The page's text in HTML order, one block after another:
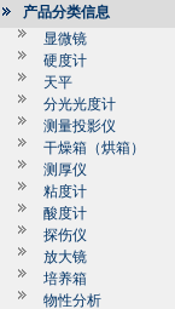
产品分类信息
显微镜
硬度计
天平
分光光度计
测量投影仪
干燥箱（烘箱）
测厚仪
粘度计
酸度计
探伤仪
放大镜
培养箱
物性分析